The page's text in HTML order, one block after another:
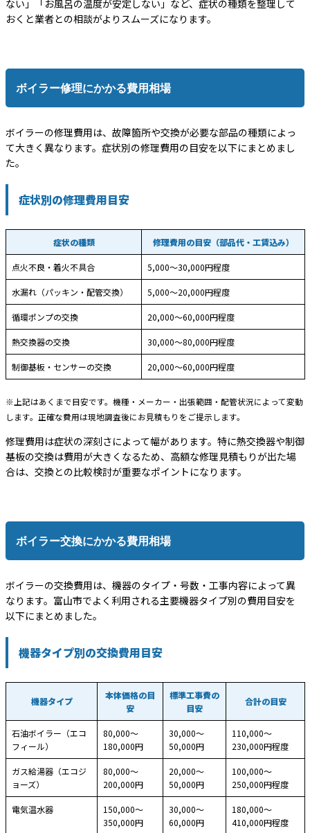
ない」「お風呂の温度が安定しない」など、症状の種類を整理して
おくと業者との相談がよりスムーズになります。
ボイラー修理にかかる費用相場
ボイラーの修理費用は、故障箇所や交換が必要な部品の種類によっ
て大きく異なります。症状別の修理費用の目安を以下にまとめまし
た。
症状別の修理費用目安
症状の種類 修理費用の目安（部品代・工賃込み）
点火不良・着火不具合 5,000〜30,000円程度
水漏れ（パッキン・配管交換） 5,000〜20,000円程度
循環ポンプの交換 20,000〜60,000円程度
熱交換器の交換 30,000〜80,000円程度
制御基板・センサーの交換 20,000〜60,000円程度
※上記はあくまで目安です。機種・メーカー・出張範囲・配管状況によって変動
します。正確な費用は現地調査後にお見積もりをご提示します。
修理費用は症状の深刻さによって幅があります。特に熱交換器や制御
基板の交換は費用が大きくなるため、高額な修理見積もりが出た場
合は、交換との比較検討が重要なポイントになります。
ボイラー交換にかかる費用相場
ボイラーの交換費用は、機器のタイプ・号数・工事内容によって異
なります。富山市でよく利用される主要機器タイプ別の費用目安を
以下にまとめました。
機器タイプ別の交換費用目安
機器タイプ
本体価格の目
安
標準工事費の
目安
合計の目安
石油ボイラー（エコ
フィール）
80,000〜
180,000円
30,000〜
50,000円
110,000〜
230,000円程度
ガス給湯器（エコジ
ョーズ）
80,000〜
200,000円
20,000〜
50,000円
100,000〜
250,000円程度
電気温水器
150,000〜
350,000円
30,000〜
60,000円
180,000〜
410,000円程度